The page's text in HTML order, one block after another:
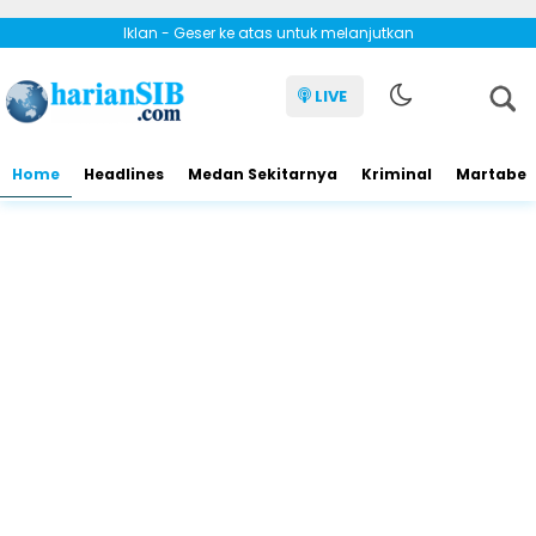
Iklan - Geser ke atas untuk melanjutkan
LIVE
Home Headlines Medan Sekitarnya Kriminal Martabe